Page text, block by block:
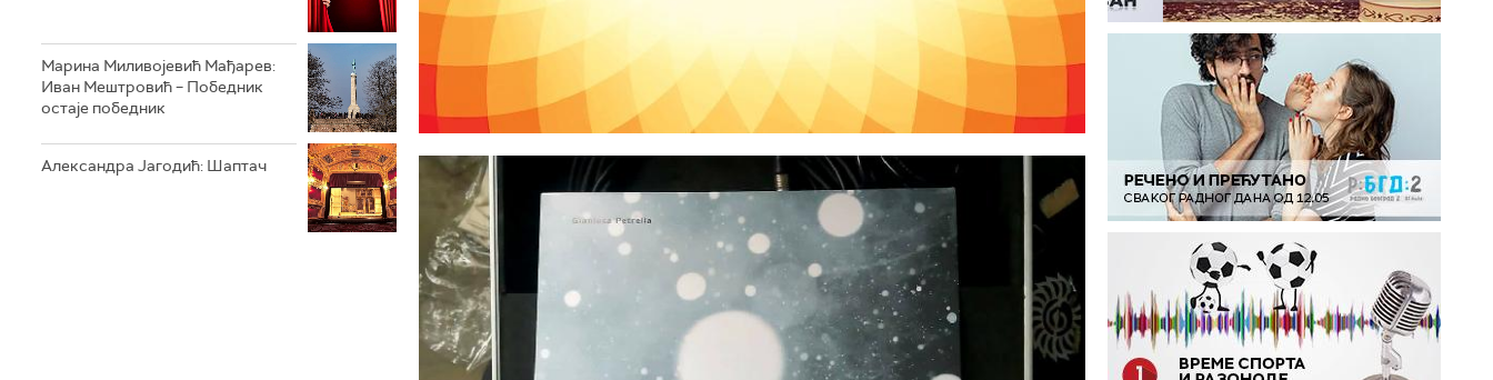
Марина Миливојевић Мађарев:
Иван Мештровић – Победник
остаје победник
Александра Јагодић: Шаптач